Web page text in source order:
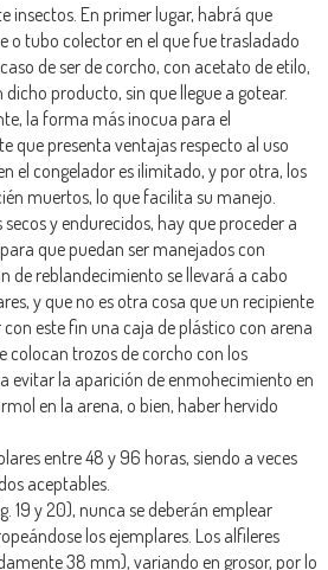
insectos. En primer lugar, habrá que
o tubo colector en el que fue trasladado
de ser de corcho, con acetato de etilo,
producto, sin que llegue a gotear.
la forma más inocua para el
que presenta ventajas respecto al uso
el congelador es ilimitado, y por otra, los
muertos, lo que facilita su manejo.
y endurecidos, hay que proceder a
que puedan ser manejados con
de reblandecimiento se llevará a cabo
y que no es otra cosa que un recipiente
este fin una caja de plástico con arena
colocan trozos de corcho con los
evitar la aparición de enmohecimiento en
en la arena, o bien, haber hervido
entre 48 y 96 horas, siendo a veces
aceptables.
19 y 20), nunca se deberán emplear
los ejemplares. Los alfileres
38 mm), variando en grosor, por lo